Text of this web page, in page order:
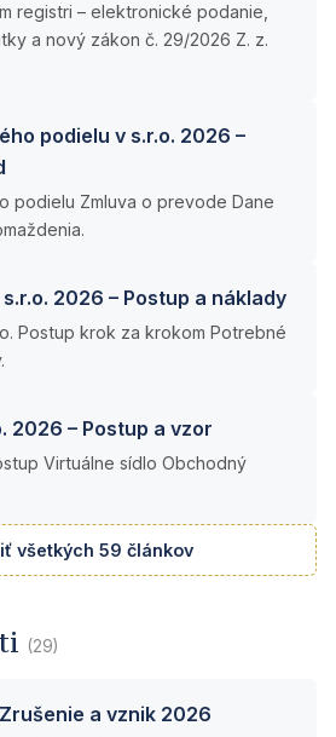
registri – elektronické podanie,
a nový zákon č. 29/2026 Z. z.
podielu v s.r.o. 2026 –
podielu Zmluva o prevode Dane
2026 – Postup a náklady
Postup krok za krokom Potrebné
2026 – Postup a vzor
Virtuálne sídlo Obchodný
všetkých 59 článkov
(29)
a vznik 2026